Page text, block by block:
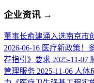
企业资讯 →
董事长俞建涌入选南京市
2026-06-16 医疗新政策！
荐指引》要求 2025-11-07
管理服务 2025-11-06 人体